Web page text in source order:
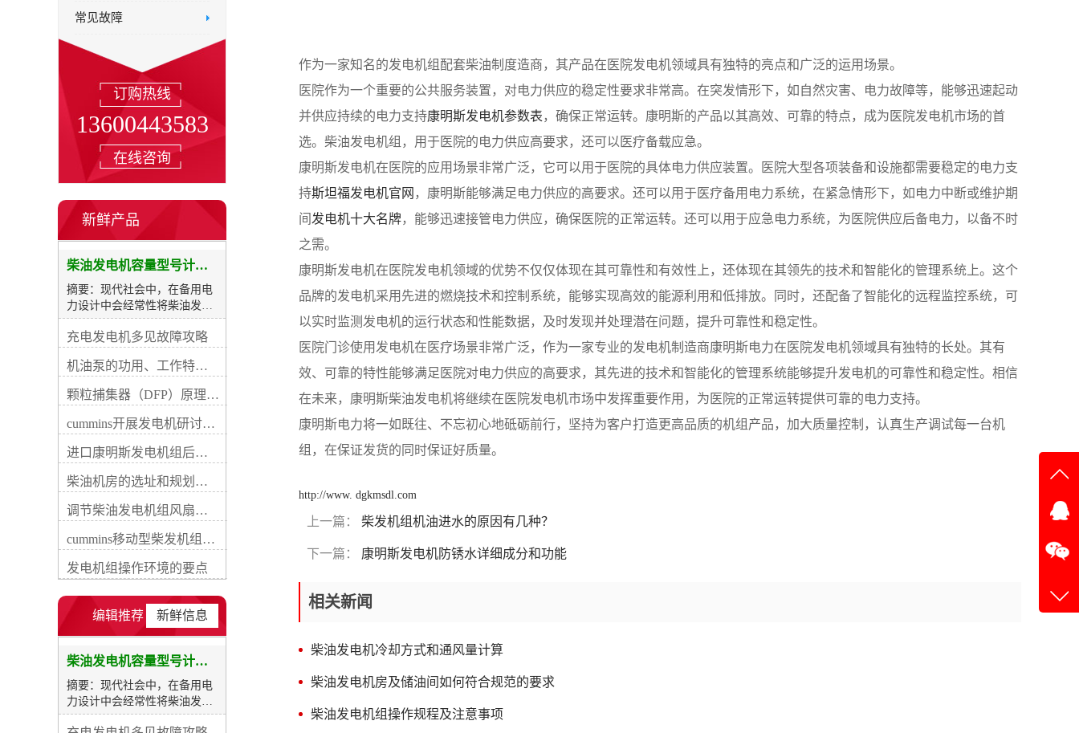
作为一家知名的发电机组配套柴油制度造商，其产品在医院发电机领域具有独特的亮点和广泛的运用场景。
医院作为一个重要的公共服务装置，对电力供应的稳定性要求非常高。在突发情形下，如自然灾害、电力故障等，能够迅速起动
并供应持续的电力支持康明斯发电机参数表 ，确保正常运转。康明斯的产品以其高效、可靠的特点，成为医院发电机市场的首
选。柴油发电机组，用于医院的电力供应高要求，还可以医疗备载应急。
康明斯发电机在医院的应用场景非常广泛，它可以用于医院的具体电力供应装置。医院大型各项装备和设施都需要稳定的电力支
持斯坦福发电机官网 ，康明斯能够满足电力供应的高要求。还可以用于医疗备用电力系统，在紧急情形下，如电力中断或维护期
间 发电机十大名牌，能够迅速接管电力供应，确保医院的正常运转。还可以用于应急电力系统，为医院供应后备电力，以备不时
之需。
康明斯发电机在医院发电机领域的优势不仅仅体现在其可靠性和有效性上，还体现在其领先的技术和智能化的管理系统上。这个
品牌的发电机采用先进的燃烧技术和控制系统，能够实现高效的能源利用和低排放。同时，还配备了智能化的远程监控系统，可
以实时监测发电机的运行状态和性能数据，及时发现并处理潜在问题，提升可靠性和稳定性。
医院门诊使用发电机在医疗场景非常广泛，作为一家专业的发电机制造商康明斯电力在医院发电机领域具有独特的长处。其有
效、可靠的特性能够满足医院对电力供应的高要求，其先进的技术和智能化的管理系统能够提升发电机的可靠性和稳定性。相信
在未来，康明斯柴油发电机将继续在医院发电机市场中发挥重要作用，为医院的正常运转提供可靠的电力支持。
康明斯电力将一如既往、不忘初心地砥砺前行，坚持为客户打造更高品质的机组产品，加大质量控制，认真生产调试每一台机
组，在保证发货的同时保证好质量。
http://www. dgkmsdl.com
上一篇： 柴发机组机油进水的原因有几种？
下一篇： 康明斯发电机防锈水详细成分和功能
相关新闻
柴油发电机冷却方式和通风量计算
柴油发电机房及储油间如何符合规范的要求
柴油发电机组操作规程及注意事项
常见故障
订购热线
13600443583
在线咨询
新鲜产品
柴油发电机容量型号计算及选购表
摘要：现代社会中，在备用电
力设计中会经常性将柴油发电
机用作备载电源，在其所有数
据中装置的功率是较重要的一
为您的用电设备供电；如果功
率过大，除了浪费选购成本还
会增加维保费用。因此，我们
首先应当确定用电负荷真实数
据，并通过瞬态电流起动系数
计算出较终装置的功率，才能
图1为发电机房典型规划范
例，图2为发电机组能量转换
合下列情况之一时，应设置自
备电源，当运行中断供电时间
为30s低压 （60s高压）的供
电，可采用快速自动启动的备
用发电机组：1、柴油发电机
容量与台数应根据负荷大小和
投入顺序以及单台电动机较大
起动容量等条件综合确定。当
择多机并联运转，备用康明斯
台，备用柴油发电机组并列不
宜超过7台。额定电压为
230V/400V的机组并机后总功
充电发电机多见故障攻略
机油泵的功用、工作特征、原理及亮点
颗粒捕集器（DFP）原理、好处及试验
cummins开展发电机研讨会培训(IACET)认证工作
进口康明斯发电机组后期维修成本
柴油机房的选址和规划形式
调节柴油发电机组风扇皮带涨紧度需要注意哪些
cummins移动型柴发机组添加新成员QSB5-G11系列
发电机组操作环境的要点
新鲜信息
编辑推荐
柴油发电机容量型号计算及选购表
摘要：现代社会中，在备用电
力设计中会经常性将柴油发电
机用作备载电源，在其所有数